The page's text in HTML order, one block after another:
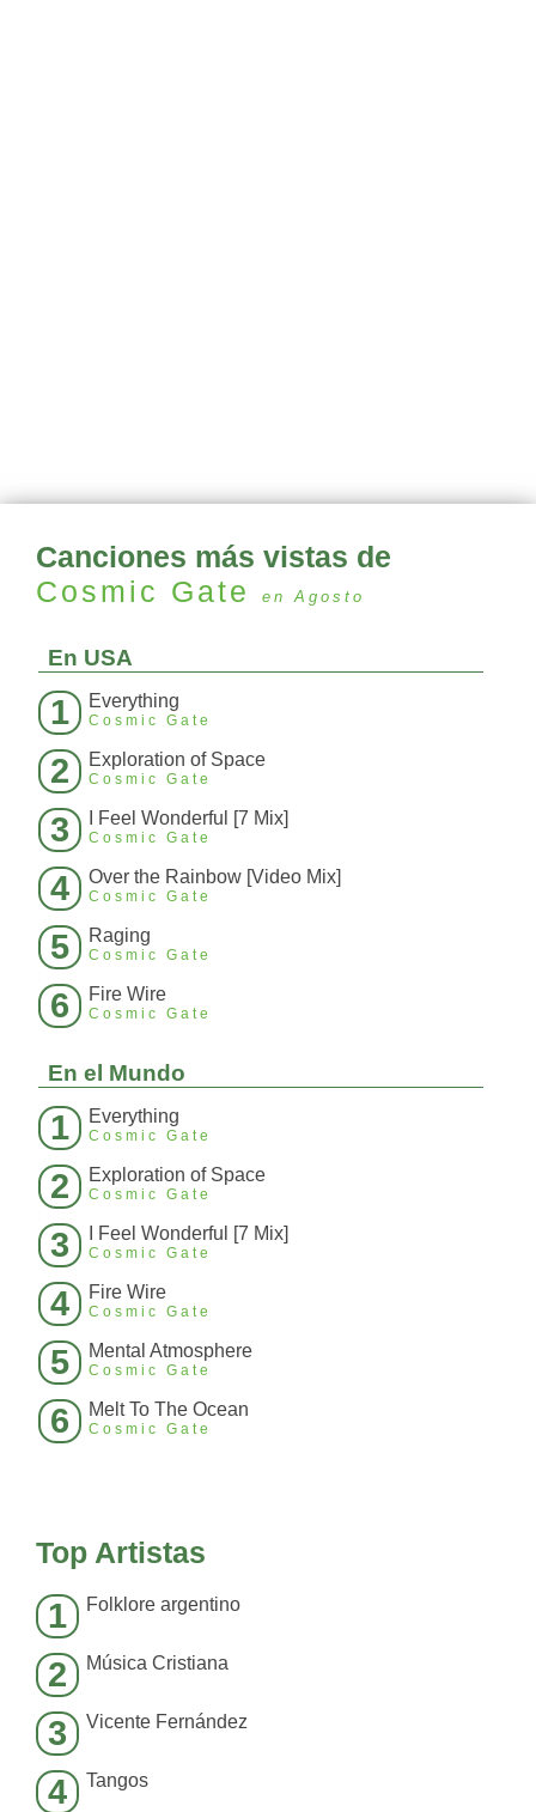
Canciones más vistas de
Cosmic Gate
en Agosto
En USA
1 Everything
Cosmic Gate
2 Exploration of Space
Cosmic Gate
3 I Feel Wonderful [7 Mix]
Cosmic Gate
4 Over the Rainbow [Video Mix]
Cosmic Gate
5 Raging
Cosmic Gate
6 Fire Wire
Cosmic Gate
En el Mundo
1 Everything
Cosmic Gate
2 Exploration of Space
Cosmic Gate
3 I Feel Wonderful [7 Mix]
Cosmic Gate
4 Fire Wire
Cosmic Gate
5 Mental Atmosphere
Cosmic Gate
6 Melt To The Ocean
Cosmic Gate
Top Artistas
1 Folklore argentino
2 Música Cristiana
3 Vicente Fernández
4 Tangos